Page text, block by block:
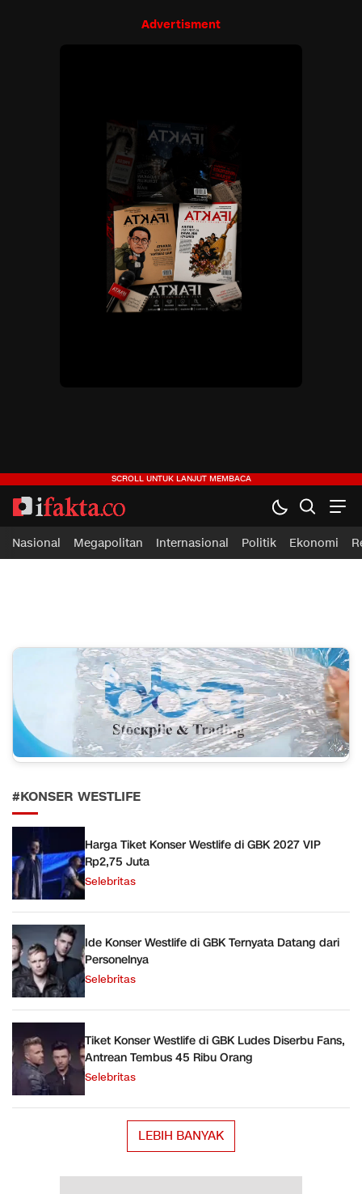
Advertisment
ifakta.co
#pastibenar
Nasional Megapolitan Internasional Politik Ekonomi
#KONSER WESTLIFE
Harga Tiket Konser Westlife di GBK 2027 VIP
Rp2,75 Juta
Selebritas
Ide Konser Westlife di GBK Ternyata Datang dari
Personelnya
Selebritas
Tiket Konser Westlife di GBK Ludes Diserbu Fans,
Antrean Tembus 45 Ribu Orang
Selebritas
LEBIH BANYAK